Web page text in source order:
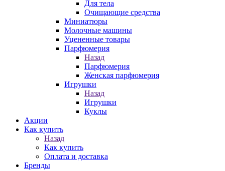
Для тела
Очищающие средства
Миниатюры
Молочные машины
Уцененные товары
Парфюмерия
Назад
Парфюмерия
Женская парфюмерия
Игрушки
Назад
Игрушки
Куклы
Акции
Как купить
Назад
Как купить
Оплата и доставка
Бренды